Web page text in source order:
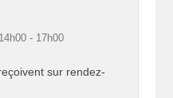
- 17h00
sur rendez-